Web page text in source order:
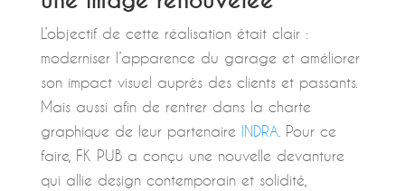
L’objectif de cette réalisation était clair :
moderniser l’apparence du garage et améliorer
son impact visuel auprès des clients et passants.
Mais aussi afin de rentrer dans la charte
graphique de leur partenaire INDRA . Pour ce
faire, FK PUB a conçu une nouvelle devanture
qui allie design contemporain et solidité,